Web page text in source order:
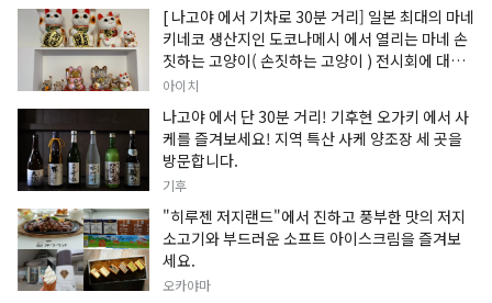
[ 나고야 에서 기차로 30분 거리] 일본 최대의 마네
키네코 생산지인 도코나메시 에서 열리는 마네 손
짓하는 고양이( 손짓하는 고양이 ) 전시회에 대한
정보입니다.
아이치
나고야 에서 단 30분 거리! 기후현 오가키 에서 사
케를 즐겨보세요! 지역 특산 사케 양조장 세 곳을
방문합니다.
기후
"히루젠 저지랜드"에서 진하고 풍부한 맛의 저지
소고기와 부드러운 소프트 아이스크림을 즐겨보
세요.
오카야마